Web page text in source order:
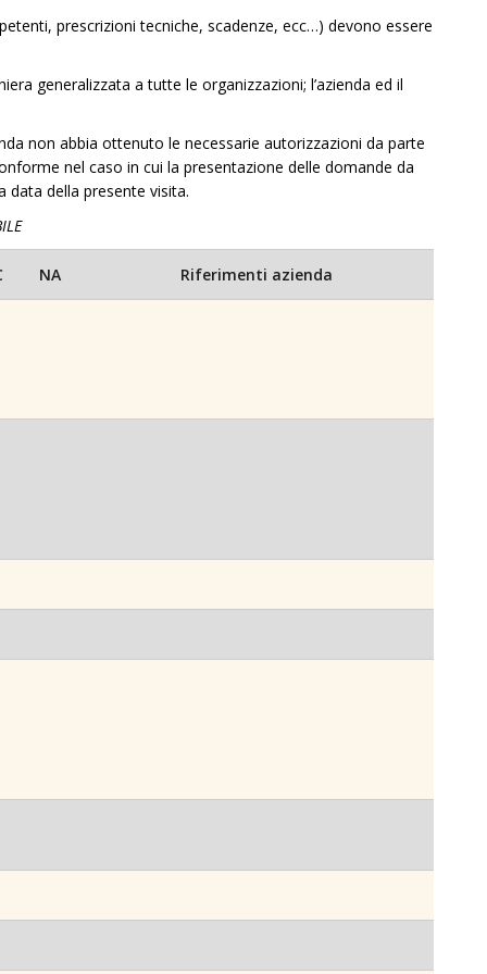
prescrizioni tecniche, scadenze, ecc…) devono essere
generalizzata a tutte le organizzazioni; l’azienda ed il
non abbia ottenuto le necessarie autorizzazioni da parte
nel caso in cui la presentazione delle domande da
data della presente visita.
NA Riferimenti azienda